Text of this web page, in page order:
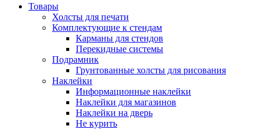
Товары
Холсты для печати
Комплектующие к стендам
Карманы для стендов
Перекидные системы
Подрамник
Грунтованные холсты для рисования
Наклейки
Информационные наклейки
Наклейки для магазинов
Наклейки на дверь
Не курить